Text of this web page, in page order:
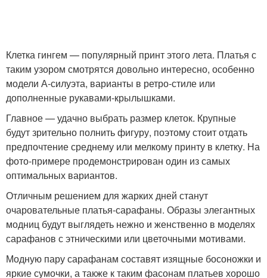
Клетка гингем — популярный принт этого лета. Платья с
таким узором смотрятся довольно интересно, особенно
модели А-силуэта, варианты в ретро-стиле или
дополненные рукавами-крылышками.
Главное — удачно выбрать размер клеток. Крупные
будут зрительно полнить фигуру, поэтому стоит отдать
предпочтение среднему или мелкому принту в клетку. На
фото-примере продемонстрирован один из самых
оптимальных вариантов.
Отличным решением для жарких дней станут
очаровательные платья-сарафаны. Образы элегантных
модниц будут выглядеть нежно и женственно в моделях
сарафанов с этническими или цветочными мотивами.
Модную пару сарафанам составят изящные босоножки и
яркие сумочки, а также к таким фасонам платьев хорошо